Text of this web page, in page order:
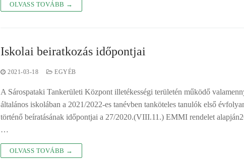
OLVASS TOVÁBB →
Iskolai beiratkozás időpontjai
2021-03-18 EGYÉB
A Sárospataki Tankerületi Központ illetékességi területén működő
általános iskolában a 2021/2022-es tanévben tanköteles tanulók első
történő beíratásának időpontjai a 27/2020.(VIII.11.) EMMI rendelet
…
OLVASS TOVÁBB →